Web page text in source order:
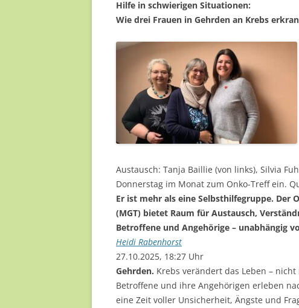
FREIWILLIG UND
EHRENAMTLICHE IM
Hilfe in schwierigen Situationen:
Wie drei Frauen in Gehrden an Krebs
Austausch: Tanja Baillie (von links), Silvia
Donnerstag im Monat zum Onko-Treff ein.
Er ist mehr als eine Selbsthilfegruppe. Der
(MGT) bietet Raum für Austausch,
Betroffene und Angehörige – unabhängig
Heidi Rabenhorst
27.10.2025, 18:27 Uhr
Gehrden. Krebs verändert das Leben –
Betroffene und ihre Angehörigen erleben
eine Zeit voller Unsicherheit, Ängste und